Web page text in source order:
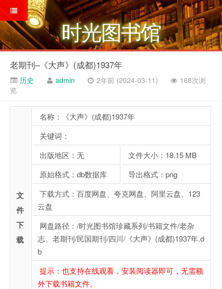
时光图书馆
老期刊–《大声》(成都)1937年
历史 admin 2年前 (2024-03-11)
168次浏
览
文
件
下
载
名称：《大声》(成都)1937年
关键词：
出版地区：无
文件大小：18.15 MB
原始格式：db数据库
导出格式：png
下载方式：百度网盘、夸克网盘、阿里云盘、123
云盘
网盘路径：/时光图书馆珍藏系列/书籍文件/老杂
志、老期刊/民国期刊/四川/《大声》(成都)1937年.d
b
提示：也支持在线观看，安装阅读器即可，无需额
外下载书籍文件。